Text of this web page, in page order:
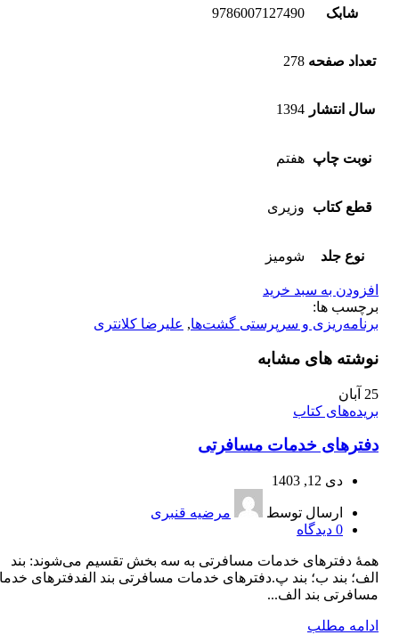
شابک 9786007127490
تعداد صفحه 278
سال انتشار 1394
نوبت چاپ هفتم
قطع کتاب وزیری
نوع جلد شومیز
افزودن به سبد خرید
برچسب ها:
برنامه‌ریزی و سرپرستی گشت‌ها, علیرضا کلانتری
نوشته های مشابه
25 آبان
بریده‌های کتاب
دفترهای خدمات مسافرتی
دی 12, 1403
ارسال توسط
مرضیه قنبری
0 دیدگاه
همۀ دفترهای خدمات مسافرتی به سه بخش تقسیم می‌شوند: بند
الف؛ بند ب؛ بند پ.دفترهای خدمات مسافرتی بند الفدفترهای
مسافرتی بند الف...
ادامه مطلب